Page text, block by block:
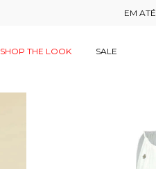
EM ATÉ
SHOP THE LOOK SALE